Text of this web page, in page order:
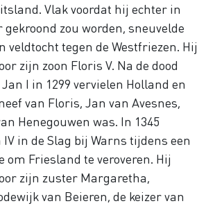
Vlak voordat hij echter in
gekroond zou worden, sneuvelde
veldtocht tegen de Westfriezen. Hij
zijn zoon Floris V. Na de dood
I in 1299 vervielen Holland en
van Floris, Jan van Avesnes,
Henegouwen was. In 1345
in de Slag bij Warns tijdens een
om Friesland te veroveren. Hij
zijn zuster Margaretha,
van Beieren, de keizer van